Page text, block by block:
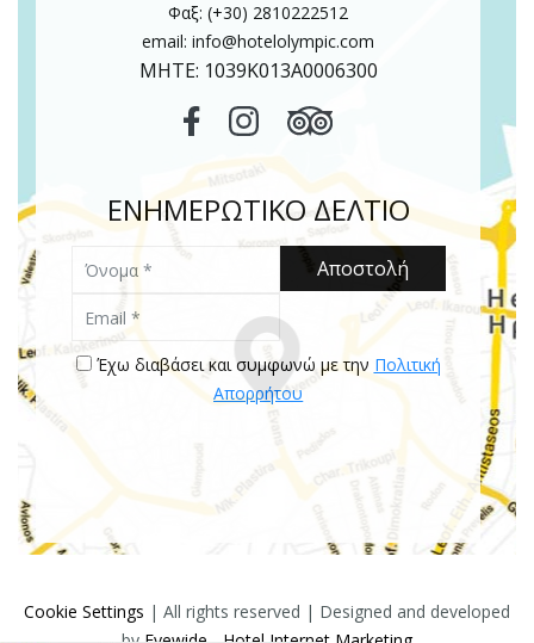
Φαξ: (+30) 2810222512
email:info@hotelolympic.com
MHTE: 1039Κ013Α0006300
ΕΝΗΜΕΡΩΤΙΚΟ ΔΕΛΤΙΟ
Αποστολή
Έχω διαβάσει και συμφωνώ με την Πολιτική
Απορρήτου
Cookie Settings | All rights reserved | Designed and developed